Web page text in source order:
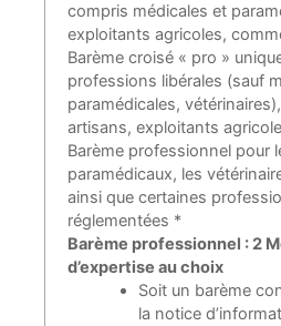
compris médicales et
exploitants agricoles,
Barème croisé « pro »
professions libérales (sauf
paramédicales,
artisans, exploitants
Barème professionnel pour
paramédicaux, les
ainsi que certaines
réglementées *
Barème professionnel : 2
d’expertise au choix
Soit un barème
la notice